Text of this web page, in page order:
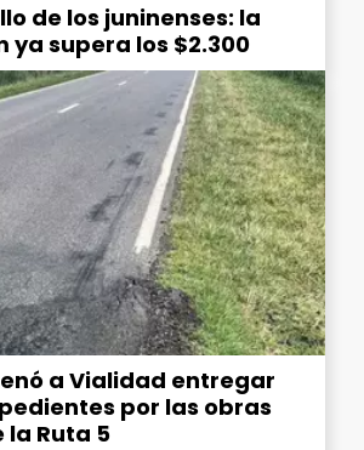
de los juninenses: la
supera los $2.300
a Vialidad entregar
por las obras
la Ruta 5